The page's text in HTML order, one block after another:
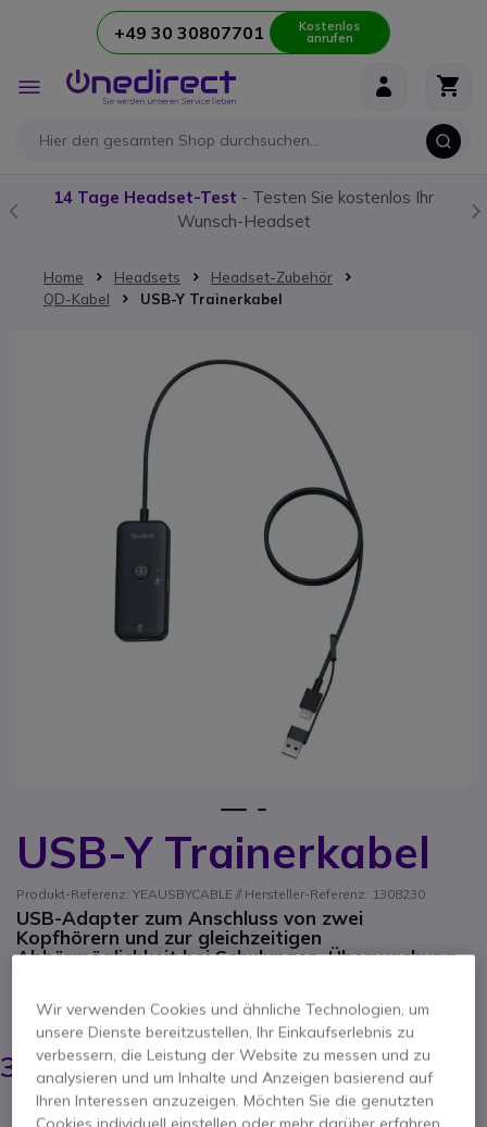
Zum Inhalt springen+49 30 30807701 Kostenlos
anrufen
Navigation
umschalten
14 Tage Headset-Test - Testen Sie kostenlos Ihr
Wunsch-Headset
Home Headsets
Headset-Zubehör
QD-Kabel
USB-Y Trainerkabel
USB-Y Trainerkabel
Produkt-Referenz: YEAUSBYCABLE // Hersteller-Referenz: 1308230
USB-Adapter zum Anschluss von zwei
Kopfhörern und zur gleichzeitigen
Abhörmöglichkeit bei Schulungen, Überwachung
ERSPARNIS 30,00 €
64,95 €
34,95 €- 41,59 € Inkl. MwSt.
Anzahl
Zum Anfang der Bildgalerie springen
Wir verwenden Cookies und ähnliche Technologien, um
unsere Dienste bereitzustellen, Ihr Einkaufserlebnis zu
verbessern, die Leistung der Website zu messen und zu
analysieren und um Inhalte und Anzeigen basierend auf
Ihren Interessen anzuzeigen. Möchten Sie die genutzten
Cookies individuell einstellen oder mehr darüber erfahren,